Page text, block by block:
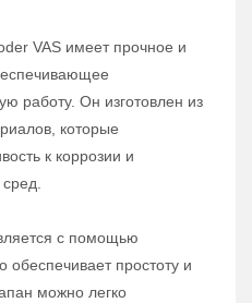
VAS имеет прочное и
работу. Он изготовлен из
которые
к коррозии и
с помощью
простоту и
можно легко